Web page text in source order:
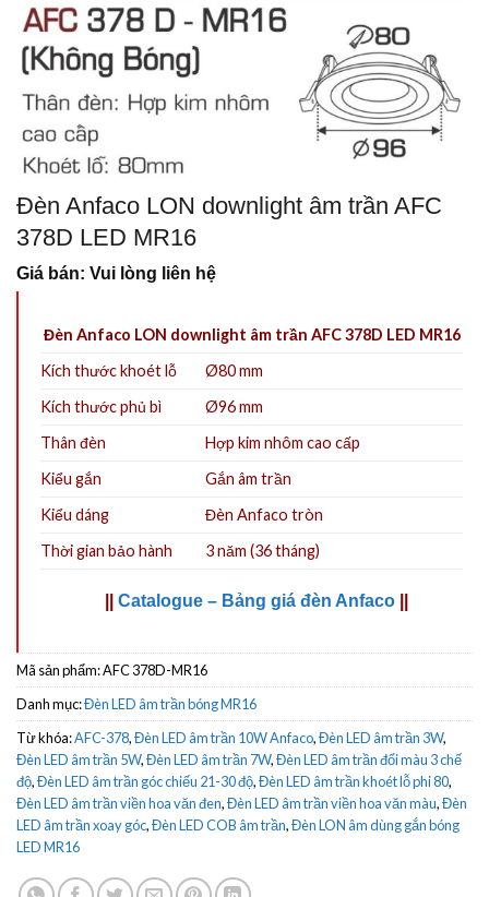
Đèn Anfaco LON downlight âm trần AFC
378D LED MR16
Giá bán: Vui lòng liên hệ
Đèn Anfaco LON downlight âm trần AFC 378D LED MR16
Kích thước khoét lỗ
Ø80 mm
Kích thước phủ bì
Ø96 mm
Thân đèn
Hợp kim nhôm cao cấp
Kiểu gắn
Gắn âm trần
Kiểu dáng
Đèn Anfaco tròn
Thời gian bảo hành
3 năm (36 tháng)
Catalogue – Bảng giá đèn Anfaco
Mã sản phẩm:AFC 378D-MR16
Danh mục:Đèn LED âm trần bóng MR16
Từ khóa:AFC-378,Đèn LED âm trần 10W Anfaco,Đèn LED âm trần 3W,
Đèn LED âm trần 5W,Đèn LED âm trần 7W,Đèn LED âm trần đổi màu 3 chế
độ,Đèn LED âm trần góc chiếu 21-30 độ,Đèn LED âm trần khoét lỗ phi 80,
Đèn LED âm trần viền hoa văn đen,Đèn LED âm trần viền hoa văn màu,Đèn
LED âm trần xoay góc,Đèn LED COB âm trần,Đèn LON âm dùng gắn bóng
LED MR16